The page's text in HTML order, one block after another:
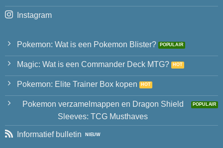
Instagram
Pokemon: Wat is een Pokemon Blister?
Magic: Wat is een Commander Deck MTG?
Pokemon: Elite Trainer Box kopen
Pokemon verzamelmappen en Dragon Shield
Sleeves: TCG Musthaves
Informatief bulletin